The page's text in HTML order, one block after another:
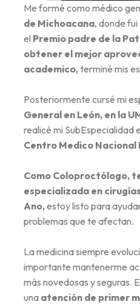
Me formé como médico
de Michoacana, donde
el Premio padre de la
obtener el mejor
academico,terminé mis
Posteriormente cursé mi
General en León, en la
realicé mi SubEspecialidad
Centro Medico Nacional
Como Coloproctólogo,
especializada en
Ano,estoy listo para
problemas que te afectan.
La medicina siempre
importante mantenerme
más novedosas y seguras.
una atención de primer